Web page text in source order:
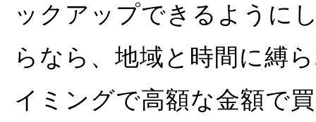
ックアップできるように
らなら、地域と時間に縛
イミングで高額な金額で